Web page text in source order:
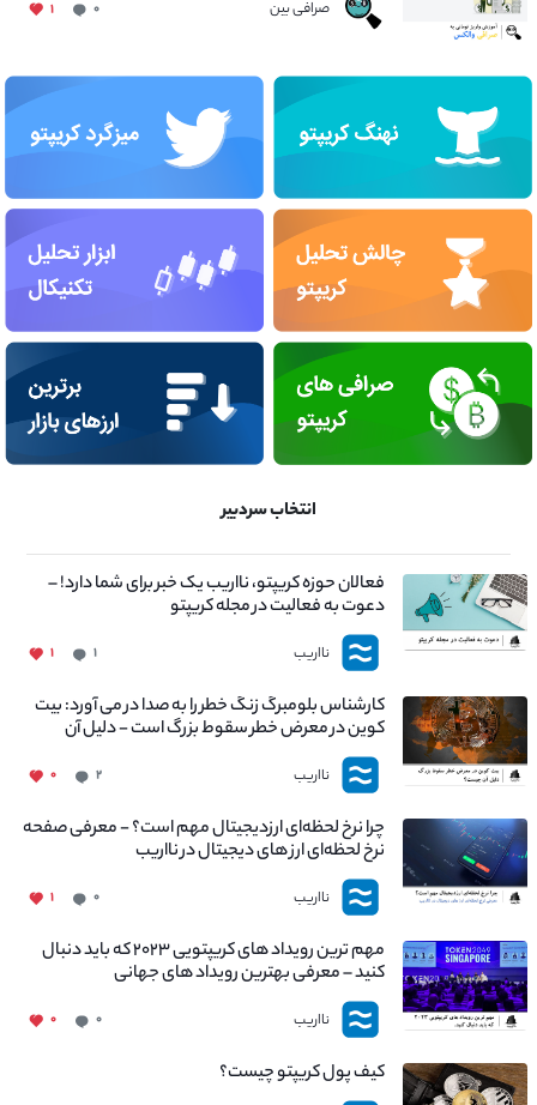
صرافی بین ۰ ۱
انتخاب سردبیر
فعالان حوزه کریپتو، نااریب یک خبر برای شما دارد! –
دعوت به فعالیت در مجله کریپتو
نااریب ۱ ۱
کارشناس بلومبرگ زنگ خطر را به صدا در می آورد: بیت
کوین در معرض خطر سقوط بزرگ است - دلیل آن
چیست؟
نااریب ۲ ۰
چرا نرخ لحظه‌ای ارزدیجیتال مهم است؟ - معرفی صفحه
نرخ لحظه‌ای ارز های دیجیتال در نااریب
نااریب ۰ ۱
مهم ترین رویداد های کریپتویی ۲۰۲۳ که باید دنبال
کنید – معرفی بهترین رویداد های جهانی
نااریب ۰ ۰
کیف پول کریپتو چیست؟